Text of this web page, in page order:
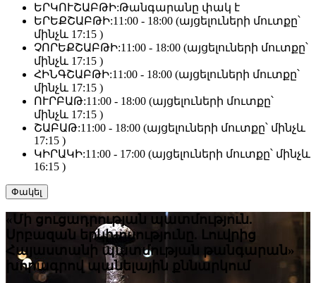
ԵՐԿՈՒՇԱԲԹԻ:Թանգարանը փակ է
ԵՐԵՔՇԱԲԹԻ:11:00 - 18:00 (այցելուների մուտքը՝
մինչև 17:15 )
ՉՈՐԵՔՇԱԲԹԻ:11:00 - 18:00 (այցելուների մուտքը՝
մինչև 17:15 )
ՀԻՆԳՇԱԲԹԻ:11:00 - 18:00 (այցելուների մուտքը՝
մինչև 17:15 )
ՈՒՐԲԱԹ:11:00 - 18:00 (այցելուների մուտքը՝
մինչև 17:15 )
ՇԱԲԱԹ:11:00 - 18:00 (այցելուների մուտքը՝ մինչև
17:15 )
ԿԻՐԱԿԻ:11:00 - 17:00 (այցելուների մուտքը՝ մինչև
16:15 )
Փակել
«Մի ցուցադրության պատմություն.
Սրբազան երկխոսությունը. Լուվրից
Հայաստանի պատմության թանգարան»
խորագրով պանելային քննարկում